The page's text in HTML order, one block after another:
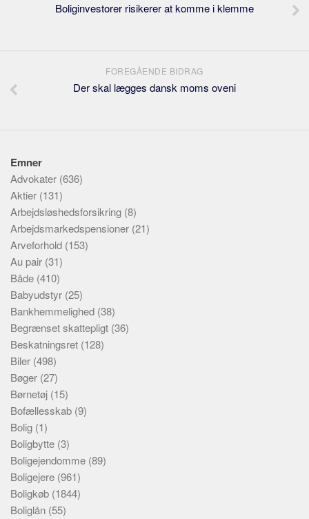
Boliginvestorer risikerer at komme i klemme
FOREGÅENDE BIDRAG
Der skal lægges dansk moms oveni
Emner
Advokater (636)
Aktier (131)
Arbejdsløshedsforsikring (8)
Arbejdsmarkedspensioner (21)
Arveforhold (153)
Au pair (31)
Både (410)
Babyudstyr (25)
Bankhemmelighed (38)
Begrænset skattepligt (36)
Beskatningsret (128)
Biler (498)
Bøger (27)
Børnetøj (15)
Bofællesskab (9)
Bolig (1)
Boligbytte (3)
Boligejendomme (89)
Boligejere (961)
Boligkøb (1844)
Boliglån (55)